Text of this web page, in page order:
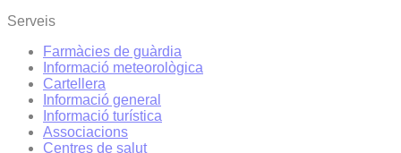
Serveis
Farmàcies de guàrdia
Informació meteorològica
Cartellera
Informació general
Informació turística
Associacions
Centres de salut